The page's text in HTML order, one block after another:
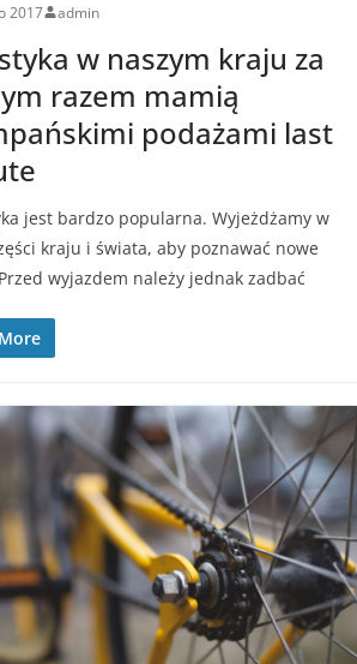
2017 admin
w naszym kraju za
razem mamią
podażami last
jest bardzo popularna. Wyjeżdżamy w
kraju i świata, aby poznawać nowe
wyjazdem należy jednak zadbać